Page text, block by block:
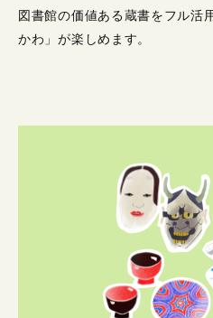
図書館の価値ある蔵書をフル活
かわ」が楽しめます。